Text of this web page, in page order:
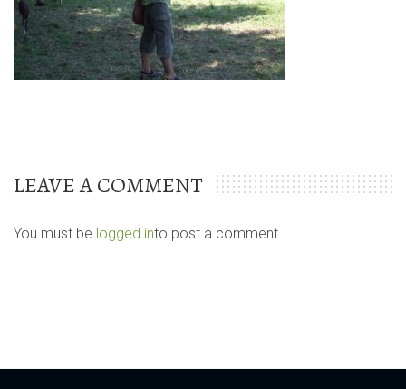
LEAVE A COMMENT
You must be logged into post a comment.